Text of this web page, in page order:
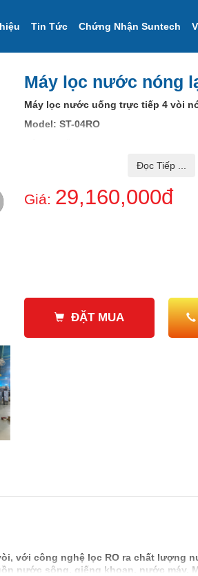
Tin Tức Chứng Nhận Suntech
Máy lọc nước nóng
Máy lọc nước uống trực tiếp 4 vòi
Model: ST-04RO
Chất liệu inox 304 không rỉ sét và
Đọc Tiếp ...
Giá: 29,160,000đ
ĐẶT MUA
với công nghệ lọc RO ra chất
nước sông, giếng khoan, nước máy.